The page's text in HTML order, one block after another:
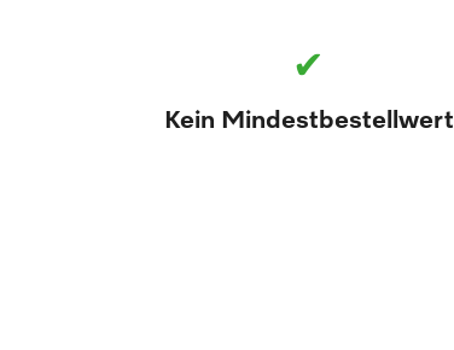
✔
Kein Mindestbestellwert